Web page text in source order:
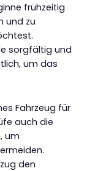
frühzeitig
und zu
sorgfältig und
um das
Fahrzeug für
auch die
um
den